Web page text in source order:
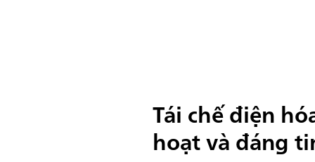
Tái chế điện
hoạt và đáng